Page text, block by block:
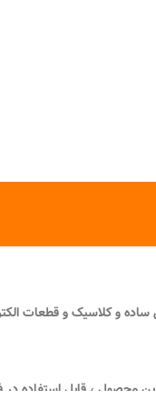
و کلاسیک و قطعات
محصول ، قابل استفاده در